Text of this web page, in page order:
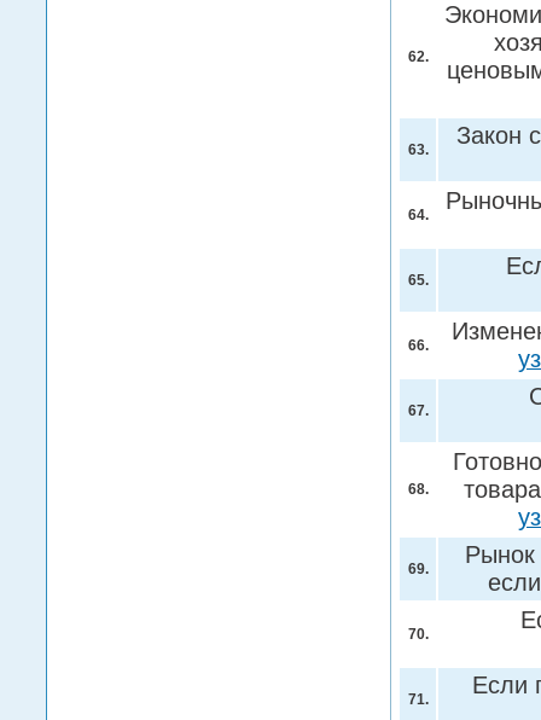
62.
63.
Закон
64.
65.
66.
67.
68.
69.
Рынок
70.
71.
Если